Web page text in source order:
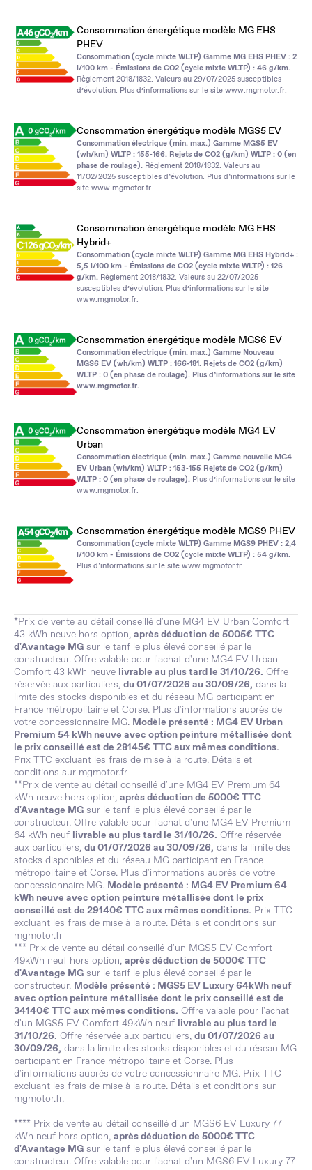
Consommation énergétique modèle MG EHS
PHEV
Consommation (cycle mixte WLTP) Gamme MG EHS PHEV : 2
l/100 km - Émissions de CO2 (cycle mixte WLTP) : 46 g/km.
Règlement 2018/1832. Valeurs au 29/07/2025 susceptibles
d’évolution. Plus d’informations sur le site www.mgmotor.fr.
Consommation énergétique modèle MGS5 EV
Consommation électrique (min. max.) Gamme MGS5 EV
(wh/km) WLTP : 155‑166. Rejets de CO2 (g/km) WLTP : 0 (en
phase de roulage). Règlement 2018/1832. Valeurs au
11/02/2025 susceptibles d’évolution. Plus d’informations sur le
site www.mgmotor.fr.
Consommation énergétique modèle MG EHS
Hybrid+
Consommation (cycle mixte WLTP) Gamme MG EHS Hybrid+ :
5,5 l/100 km - Émissions de CO2 (cycle mixte WLTP) : 126
g/km. Règlement 2018/1832. Valeurs au 22/07/2025
susceptibles d’évolution. Plus d’informations sur le site
www.mgmotor.fr.
Consommation énergétique modèle MGS6 EV
Consommation électrique (min. max.) Gamme Nouveau
MGS6 EV (wh/km) WLTP : 166‑181. Rejets de CO2 (g/km)
WLTP : 0 (en phase de roulage). Plus d’informations sur le site
www.mgmotor.fr.
Consommation énergétique modèle MG4 EV
Urban
Consommation électrique (min. max.) Gamme nouvelle MG4
EV Urban (wh/km) WLTP : 153‑155 Rejets de CO2 (g/km)
WLTP : 0 (en phase de roulage). Plus d’informations sur le site
www.mgmotor.fr.
Consommation énergétique modèle MGS9 PHEV
Consommation (cycle mixte WLTP) Gamme MGS9 PHEV : 2,4
l/100 km - Émissions de CO2 (cycle mixte WLTP) : 54 g/km.
Plus d’informations sur le site www.mgmotor.fr.
*Prix de vente au détail conseillé d'une MG4 EV Urban Comfort
43 kWh neuve hors option, après déduction de 5005€ TTC
d'Avantage MG sur le tarif le plus élevé conseillé par le
constructeur. Offre valable pour l'achat d'une MG4 EV Urban
Comfort 43 kWh neuve livrable au plus tard le 31/10/26. Offre
réservée aux particuliers, du 01/07/2026 au 30/09/26, dans la
limite des stocks disponibles et du réseau MG participant en
France métropolitaine et Corse. Plus d'informations auprès de
votre concessionnaire MG. Modèle présenté : MG4 EV Urban
Premium 54 kWh neuve avec option peinture métallisée dont
le prix conseillé est de 28145€ TTC aux mêmes conditions.
Prix TTC excluant les frais de mise à la route. Détails et
conditions sur mgmotor.fr
**Prix de vente au détail conseillé d'une MG4 EV Premium 64
kWh neuve hors option, après déduction de 5000€ TTC
d'Avantage MG sur le tarif le plus élevé conseillé par le
constructeur. Offre valable pour l'achat d'une MG4 EV Premium
64 kWh neuf livrable au plus tard le 31/10/26. Offre réservée
aux particuliers, du 01/07/2026 au 30/09/26, dans la limite des
stocks disponibles et du réseau MG participant en France
métropolitaine et Corse. Plus d'informations auprès de votre
concessionnaire MG. Modèle présenté : MG4 EV Premium 64
kWh neuve avec option peinture métallisée dont le prix
conseillé est de 29140€ TTC aux mêmes conditions. Prix TTC
excluant les frais de mise à la route. Détails et conditions sur
mgmotor.fr
*** Prix de vente au détail conseillé d'un MGS5 EV Comfort
49kWh neuf hors option, après déduction de 5000€ TTC
d'Avantage MG sur le tarif le plus élevé conseillé par le
constructeur. Modèle présenté : MGS5 EV Luxury 64kWh neuf
avec option peinture métallisée dont le prix conseillé est de
34140€ TTC aux mêmes conditions. Offre valable pour l'achat
d'un MGS5 EV Comfort 49kWh neuf livrable au plus tard le
31/10/26. Offre réservée aux particuliers, du 01/07/2026 au
30/09/26, dans la limite des stocks disponibles et du réseau MG
participant en France métropolitaine et Corse. Plus
d'informations auprès de votre concessionnaire MG. Prix TTC
excluant les frais de mise à la route. Détails et conditions sur
mgmotor.fr.
**** Prix de vente au détail conseillé d'un MGS6 EV Luxury 77
kWh neuf hors option, après déduction de 5000€ TTC
d'Avantage MG sur le tarif le plus élevé conseillé par le
constructeur. Offre valable pour l'achat d'un MGS6 EV Luxury 77